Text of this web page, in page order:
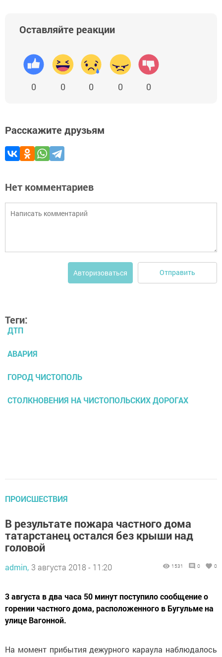
Оставляйте реакции
0 0 0 0 0
Расскажите друзьям
Нет комментариев
Авторизоваться Отправить
Теги:
ДТП
АВАРИЯ
ГОРОД ЧИСТОПОЛЬ
СТОЛКНОВЕНИЯ НА ЧИСТОПОЛЬСКИХ ДОРОГАХ
ПРОИСШЕСТВИЯ
В результате пожара частного дома
татарстанец остался без крыши над
головой
admin, 3 августа 2018 - 11:20 1531 0 0
3 августа в два часа 50 минут поступило сообщение о
горении частного дома, расположенного в Бугульме на
улице Вагонной.
На момент прибытия дежурного караула наблюдалось